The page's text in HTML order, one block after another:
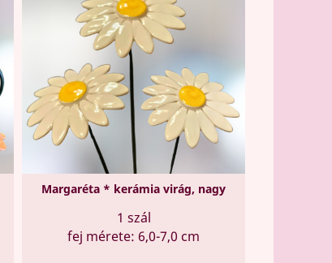
Margaréta * kerámia virág, nagy
1 szál
fej mérete: 6,0-7,0 cm